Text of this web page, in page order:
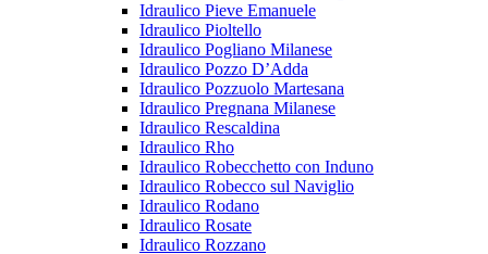
Idraulico Pieve Emanuele
Idraulico Pioltello
Idraulico Pogliano Milanese
Idraulico Pozzo D’Adda
Idraulico Pozzuolo Martesana
Idraulico Pregnana Milanese
Idraulico Rescaldina
Idraulico Rho
Idraulico Robecchetto con Induno
Idraulico Robecco sul Naviglio
Idraulico Rodano
Idraulico Rosate
Idraulico Rozzano